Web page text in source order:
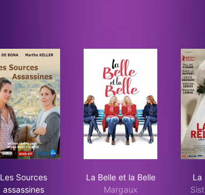
Les Sources
assassines
La Belle et la Belle
Margaux
La